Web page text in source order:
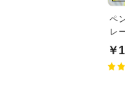
ペ
レール用
当
￥